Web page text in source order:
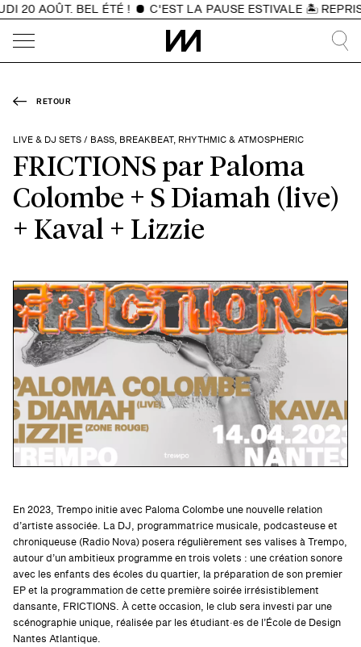
20 AOÛT. BEL ÉTÉ ! C'EST LA PAUSE ESTIVALE 🏝️
RETOUR
LIVE & DJ SETS / BASS, BREAKBEAT, RHYTHMIC & ATMOSPHERIC
FRICTIONS par Paloma
Colombe + S Diamah (live)
+ Kaval + Lizzie
En 2023, Trempo initie avec Paloma Colombe une nouvelle relation
d’artiste associée. La DJ, programmatrice musicale, podcasteuse et
chroniqueuse (Radio Nova) posera régulièrement ses valises à Trempo,
autour d’un ambitieux programme en trois volets : une création sonore
avec les enfants des écoles du quartier, la préparation de son premier
EP et la programmation de cette première soirée irrésistiblement
dansante, FRICTIONS. À cette occasion, le club sera investi par une
scénographie unique, réalisée par les étudiant·es de l’École de Design
Nantes Atlantique.